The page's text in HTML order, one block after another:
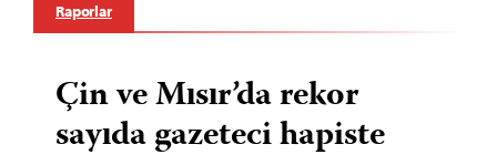
Raporlar
Çin ve Mısır’da rekor
sayıda gazeteci hapiste